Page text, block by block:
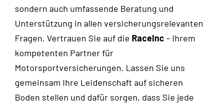
sondern auch umfassende Beratung und
Unterstützung in allen versicherungsrelevanten
Fragen. Vertrauen Sie auf die RaceInc – Ihrem
kompetenten Partner für
Motorsportversicherungen. Lassen Sie uns
gemeinsam Ihre Leidenschaft auf sicheren
Boden stellen und dafür sorgen, dass Sie jede